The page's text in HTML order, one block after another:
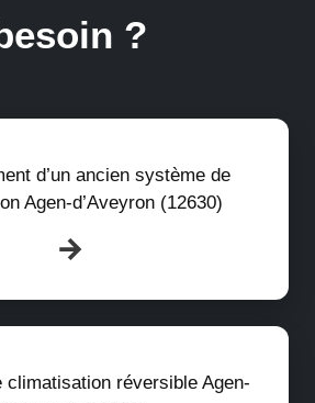
?
d’un ancien système de
Agen-d’Aveyron (12630)
climatisation réversible Agen-